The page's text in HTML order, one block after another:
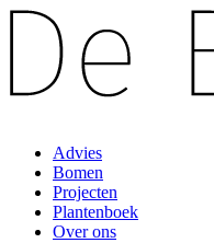
Advies
Bomen
Projecten
Plantenboek
Over ons